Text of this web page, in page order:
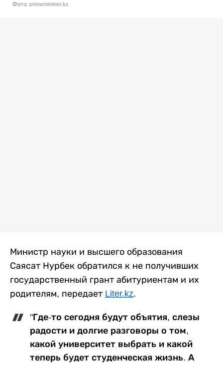
Фото: primeminister.kz
Министр науки и высшего образования
Саясат Нурбек обратился к не получивших
государственный грант абитуриентам и их
родителям, передает Liter.kz.
"Где-то сегодня будут объятия, слезы
радости и долгие разговоры о том,
какой университет выбрать и какой
теперь будет студенческая жизнь. А